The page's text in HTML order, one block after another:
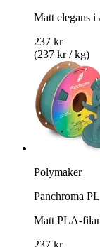
Matt elegans i
237 kr
(237 kr / kg)
Polymaker
Panchroma
Matt PLA-
237 kr